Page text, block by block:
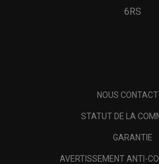
6RS
NOUS
STATUT DE LA
GARANTIE
AVERTISSEMENT ANTI-